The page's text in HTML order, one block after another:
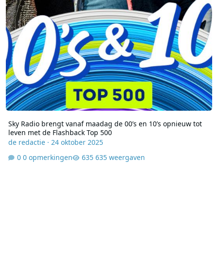
Sky Radio brengt vanaf maadag de 00’s en 10’s opnieuw tot
leven met de Flashback Top 500
de redactie· 24 oktober 2025
0 opmerkingen
635 weergaven